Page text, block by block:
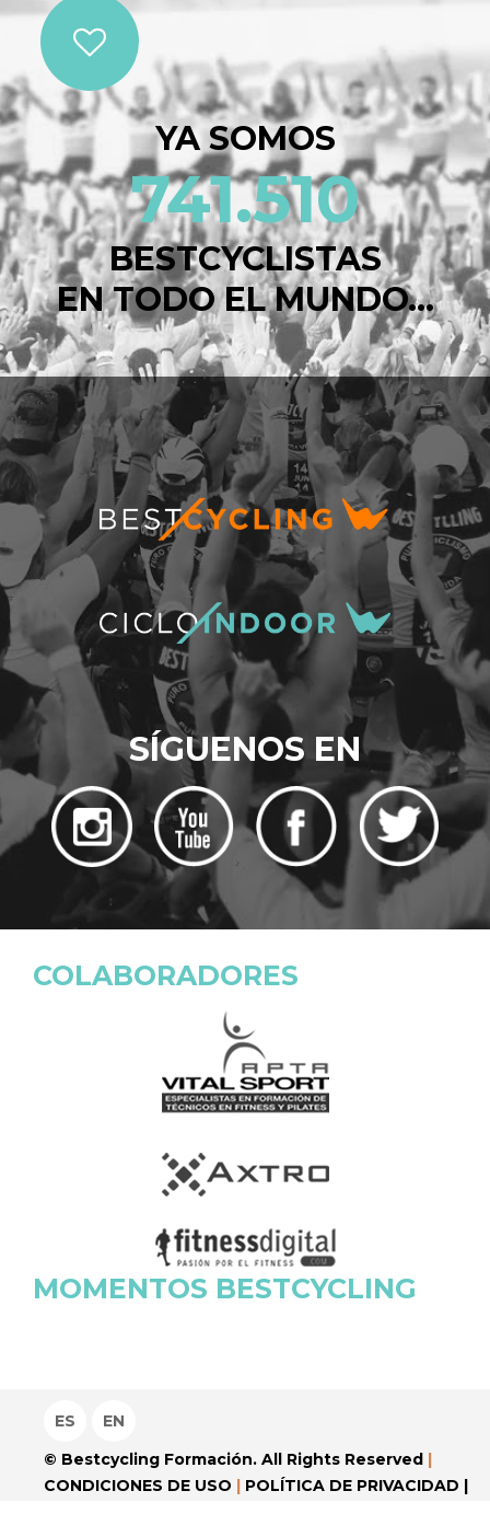
YA SOMOS
741.510
BESTCYCLISTAS
EN TODO EL MUNDO...
SÍGUENOS EN
COLABORADORES
MOMENTOS BESTCYCLING
ES
EN
© Bestcycling Formación. All Rights Reserved |
CONDICIONES DE USO | POLÍTICA DE PRIVACIDAD |